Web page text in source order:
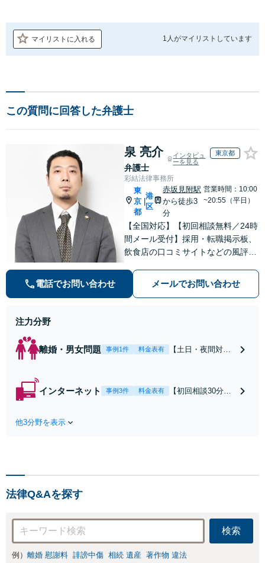
マイリストに入れる 1人がマイリストしています
この質問に回答した弁護士
泉 亮介
弁護士
インタビュ
ーを見る
東京都
彩結法律事務所
東
京
都
港
区
赤坂見附駅
から徒歩3
分
営業時間：10:00
~20:55（平日）
【全国対応】【初回相談無料／24時
間メール受付】採用・転職掲示板、
飲食店の口コミサイトなどの風評被
の種類を問わず相談可。可能な限り
早期対応で駆けつけサポート【労
電話でお問い合わせ メールでお問い合わせ
注力分野
離婚・男女問題 事例1件 料金表有
【土日・夜間対応
れたら、サインす
インターネット 事例3件 料金表有
【初回相談30分無
お店の風評被害対
応可：開示請求の
意見照会が来たと
きの対処法、被害
者との示談交渉
他3分野を表示
法律Q&Aを探す
検索
例） 離婚 慰謝料 誹謗中傷 相続 遺産 著作物 違法